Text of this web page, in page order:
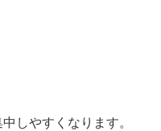
しやすくなります。